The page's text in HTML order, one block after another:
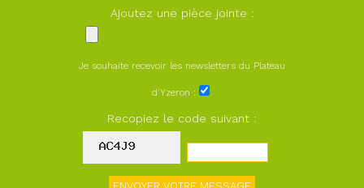
Ajoutez une pièce jointe :
Je souhaite recevoir les newsletters du Plateau
d'Yzeron :
Recopiez le code suivant :